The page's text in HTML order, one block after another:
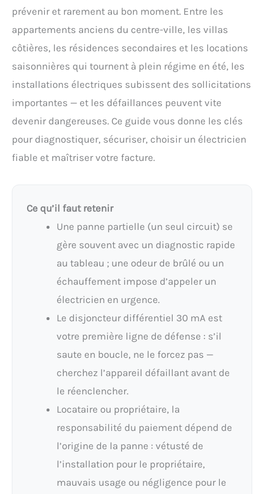
prévenir et rarement au bon moment. Entre les
appartements anciens du centre-ville, les villas
côtières, les résidences secondaires et les locations
saisonnières qui tournent à plein régime en été, les
installations électriques subissent des sollicitations
importantes — et les défaillances peuvent vite
devenir dangereuses. Ce guide vous donne les clés
pour diagnostiquer, sécuriser, choisir un électricien
fiable et maîtriser votre facture.
Ce qu’il faut retenir
Une panne partielle (un seul circuit) se
gère souvent avec un diagnostic rapide
au tableau ; une odeur de brûlé ou un
échauffement impose d’appeler un
électricien en urgence.
Le disjoncteur différentiel 30 mA est
votre première ligne de défense : s’il
saute en boucle, ne le forcez pas —
cherchez l’appareil défaillant avant de
le réenclencher.
Locataire ou propriétaire, la
responsabilité du paiement dépend de
l’origine de la panne : vétusté de
l’installation pour le propriétaire,
mauvais usage ou négligence pour le